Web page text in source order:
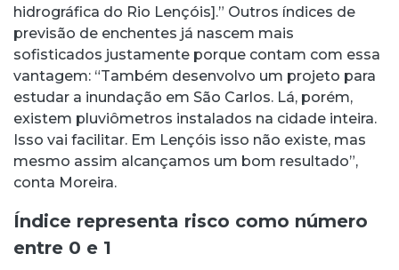
hidrográfica do Rio Lençóis].” Outros índices de
previsão de enchentes já nascem mais
sofisticados justamente porque contam com essa
vantagem: “Também desenvolvo um projeto para
estudar a inundação em São Carlos. Lá, porém,
existem pluviômetros instalados na cidade inteira.
Isso vai facilitar. Em Lençóis isso não existe, mas
mesmo assim alcançamos um bom resultado”,
conta Moreira.
Índice representa risco como número
entre 0 e 1